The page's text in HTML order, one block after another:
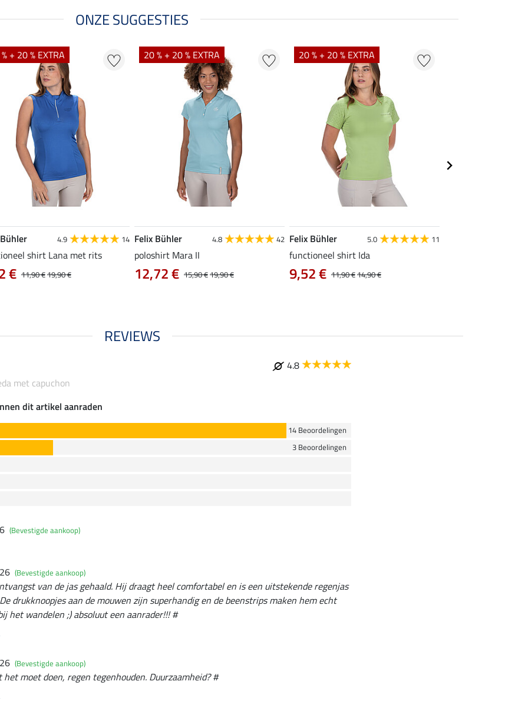
ONZE SUGGESTIES
+ 20 % EXTRA
4.9 14
shirt Lana met rits
11,90 €19,90 €
€
20 % + 20 % EXTRA
Felix Bühler 4.8 42
poloshirt Mara II
15,90 €19,90 €
12,72 €
20 % + 20 % EXTRA
Felix Bühler 5.0 11
functioneel shirt Ida
11,90 €14,90 €
9,52 €
REVIEWS
4.8
met capuchon
dit artikel aanraden
14 Beoordelingen
3 Beoordelingen
(Bevestigde aankoop)
(Bevestigde aankoop)
van de jas gehaald. Hij draagt heel comfortabel en is een uitstekende regenjas
drukknoopjes aan de mouwen zijn superhandig en de beenstrips maken hem echt
het wandelen ;) absoluut een aanrader!!! #
(Bevestigde aankoop)
moet doen, regen tegenhouden. Duurzaamheid? #